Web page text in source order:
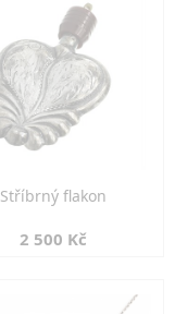
Stříbrný flakon
2 500 Kč